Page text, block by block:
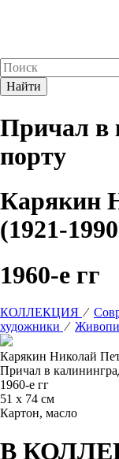
Причал в
порту
Карякин
(1921-
1960-е гг
КОЛЛЕКЦИЯ ⁄
художники ⁄
Карякин Николай
Причал в
1960-е гг
51 х 74 см
Картон, масло
В